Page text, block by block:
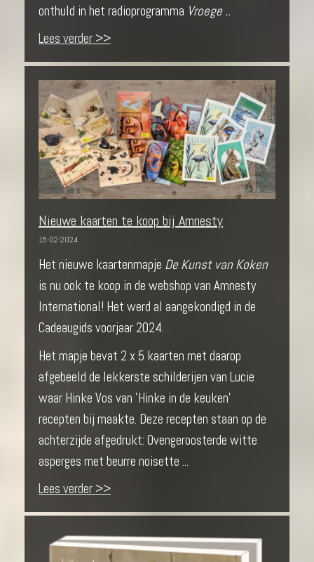
onthuld in het radioprogramma Vroege ..
Lees verder >>
Nieuwe kaarten te koop bij Amnesty
15-02-2024
Het nieuwe kaartenmapje De Kunst van Koken
is nu ook te koop in de webshop van Amnesty
International! Het werd al aangekondigd in de
Cadeaugids voorjaar 2024.
Het mapje bevat 2 x 5 kaarten met daarop
afgebeeld de lekkerste schilderijen van Lucie
waar Hinke Vos van 'Hinke in de keuken'
recepten bij maakte. Deze recepten staan op de
achterzijde afgedrukt: Ovengeroosterde witte
asperges met beurre noisette ...
Lees verder >>